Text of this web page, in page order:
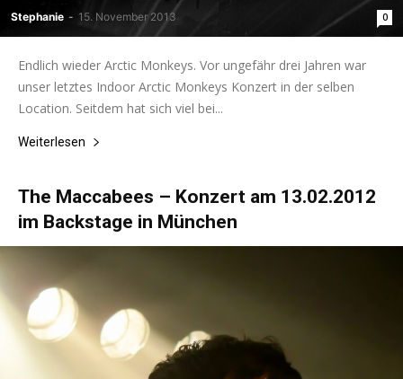
Stephanie - 15. November 2013 0
Endlich wieder Arctic Monkeys. Vor ungefähr drei Jahren war
unser letztes Indoor Arctic Monkeys Konzert in der selben
Location. Seitdem hat sich viel bei...
Weiterlesen
The Maccabees – Konzert am 13.02.2012
im Backstage in München